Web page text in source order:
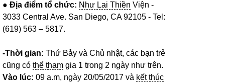
● Địa điểm tổ chức: Như Lai Thiền Viện -
3033 Central Ave. San Diego, CA 92105 - Tel:
(619) 563 – 5817.
-Thời gian: Thứ Bảy và Chủ nhật, các bạn trẻ
cũng có thể tham gia 1 trong 2 ngày như trên.
Vào lúc: 09 a.m, ngày 20/05/2017 và kết thúc